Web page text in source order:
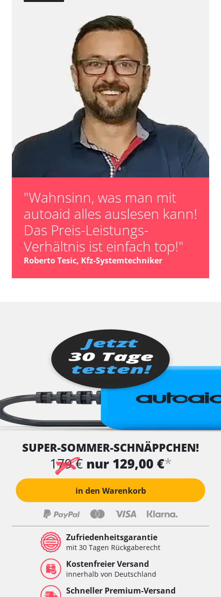
Zurücksetzen der AGR Adaptionswerte
Verfügbarkeit abhängig von Modell, Motorisierung, Ausstattung
"Wahnsinn, was man mit
autoaid alles auslesen kann!
Das Preis-Leistungs-
Verhältnis ist einfach top!"
Roberto Tesic, Kfz-Systemtechniker
SUPER-SOMMER-SCHNÄPPCHEN!
179 € nur 129,00 €*
in den Warenkorb
Zufriedenheitsgarantie
mit 30 Tagen Rückgaberecht
Kostenfreier Versand
innerhalb von Deutschland
Schneller Premium-Versand